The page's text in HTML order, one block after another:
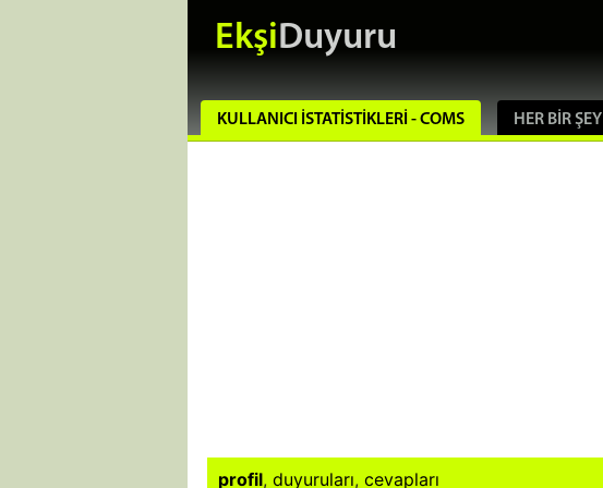
EkşiDuyuru
KULLANICI İSTATISTIKLERI - COMS HER BIR ŞEY
profil, duyuruları, cevapları